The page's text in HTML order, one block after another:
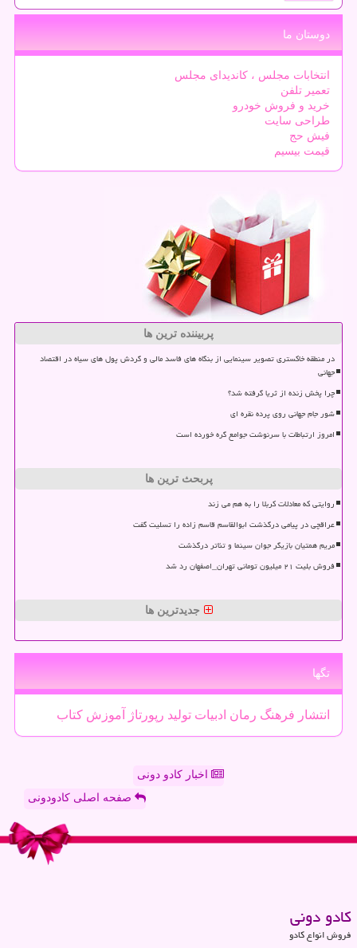
دوستان ما
انتخابات مجلس ، کاندیدای مجلس
تعمیر تلفن
خرید و فروش خودرو
طراحی سایت
فیش حج
قیمت بیسیم
پربیننده ترین ها
در منطقه خاکستری تصویر سینمایی از بنگاه های فاسد مالی و گردش پول های سیاه در اقتصاد
جهانی
چرا پخش زنده از ثریا گرفته شد؟
شور جام جهانی روی پرده نقره ای
امروز ارتباطات با سرنوشت جوامع گره خورده است
پربحث ترین ها
روایتی که معادلات کربلا را به هم می زند
عراقچی در پیامی درگذشت ابوالقاسم قاسم زاده را تسلیت گفت
مریم همتیان بازیگر جوان سینما و تئاتر درگذشت
فروش بلیت ۲۱ میلیون تومانی تهران_اصفهان رد شد
جدیدترین ها
تگها
انتشار فرهنگ رمان ادبیات تولید رپورتاژ آموزش كتاب
اخبار کادو دونی
صفحه اصلی کادودونی
كادو دونی
فروش انواع کادو